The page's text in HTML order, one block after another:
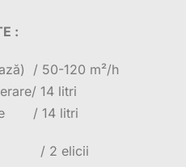
:
/ 50-120 m²/h
14 litri
/ 14 litri
/ 2 elicii